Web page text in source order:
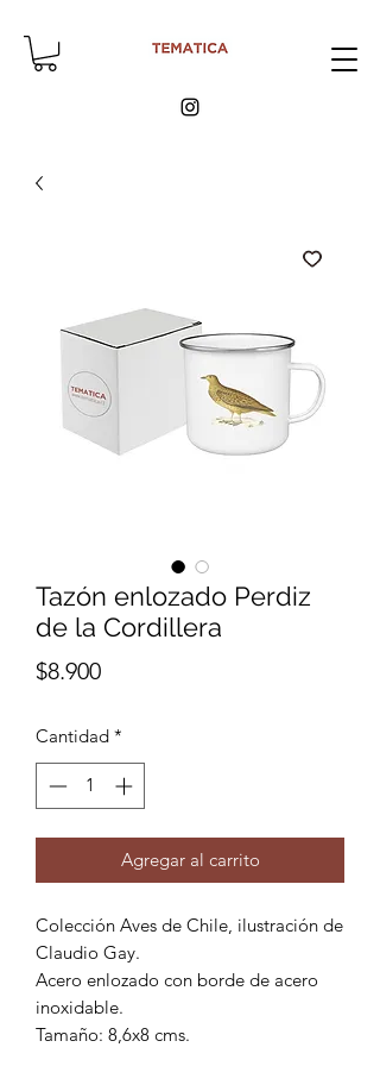
Tazón enlozado Perdiz
de la Cordillera
$8.900Precio
Cantidad *
Agregar al carrito
Colección Aves de Chile, ilustración de
Claudio Gay.
Acero enlozado con borde de acero
inoxidable.
Tamaño: 8,6x8 cms.